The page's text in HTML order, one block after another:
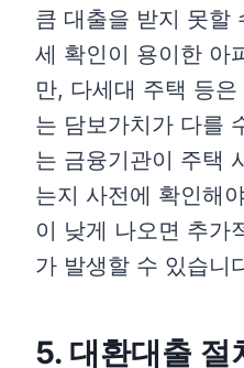
큼 대출을 받지 못할
세 확인이 용이한 아
만, 다세대 주택 등
는 담보가치가 다를
는 금융기관이 주택
는지 사전에 확인해
이 낮게 나오면 추가
가 발생할 수 있습니
5. 대환대출 절